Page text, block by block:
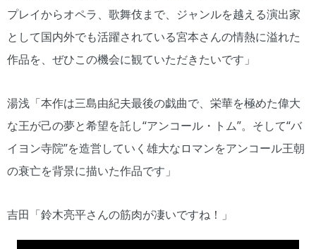
プレイからオペラ、歌舞伎まで、ジャンルを越える演出家
として国内外でも活躍されている宮本さんの情熱に溢れた
作品を、ぜひこの機会に観ていただきたいです」
湯浅「本作は三島由紀夫最後の戯曲で、栄華を極めた偉大
な王が己の夢と希望を託し“アンコール・トム”。そして“バ
イヨン寺院”を造営していく雄大なロマンをアンコール王朝
の衰亡を背景に描いた作品です」
吉田「鈴木亮平さんの筋肉が凄いですね！」